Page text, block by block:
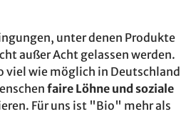
unter denen Produkte
außer Acht gelassen werden.
viel wie möglich in Deutschland
faire Löhne und soziale
Für uns ist "Bio" mehr als